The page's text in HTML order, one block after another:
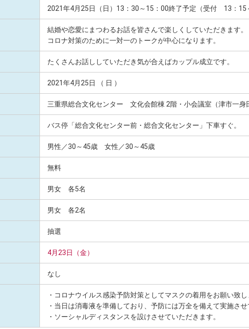
2021年4月25日（日）13：30～15：00終了予定（受付 13：15
結婚や恋愛にまつわるお話を皆さんで楽しくしていただきます。
コロナ対策のために一対一のトークが中心になります。
たくさんお話ししていただき気が合えばカップル成立です。
2021年4月25日 （ 日 ）
三重県総合文化センター 文化会館棟 2階・小会議室（津市一身
バス停「総合文化センター前・総合文化センター」下車すぐ。
男性／30～45歳 女性／30～45歳
無料
男女 各5名
男女 各2名
抽選
4月23日（金）
なし
・コロナウイルス感染予防対策としてマスクの着用をお願い致
・当日は消毒液を準備しており、予防には万全を備えて実施さ
・ソーシャルディスタンスを設けさせていただきます。